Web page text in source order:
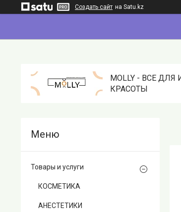
Создать сайт на Satu.kz
MOLLY - ВСЕ
КРАСОТЫ
Товары и услуги
КОСМЕТИКА
АНЕСТЕТИКИ